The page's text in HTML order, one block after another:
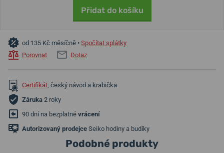
Přidat do košíku
od 135 Kč měsíčně • Spočítat splátky
Porovnat
Dotaz
Certifikát, český návod a krabička
Záruka 2 roky
90 dní na bezplatné vrácení
Autorizovaný prodejce Seiko hodiny a budíky
Podobné produkty